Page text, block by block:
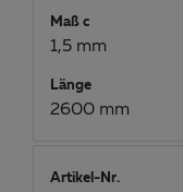
Maß c
1,5 mm
Länge
2600 mm
Artikel-Nr.